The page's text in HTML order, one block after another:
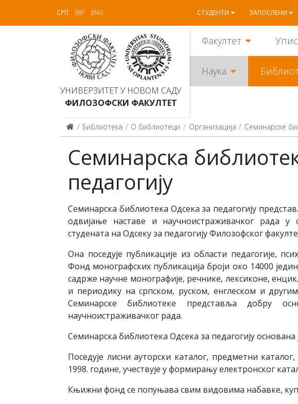
СРП SRP ENG СТУДЕНТИ ЗАПОСЛЕНИ
УНИВЕРЗИТЕТ У НОВОМ САДУ
ФИЛОЗОФСКИ ФАКУЛТЕТ
Факултет Упис
Наука
Библиотека О библиотеци Организација Семинарске
Семинарска
педагогију
Семинарска библиотека Одсека за педагогију
одвијање наставе и научноистраживачког рада
студената на Одсеку за педагогију Филозофског
Она поседује публикације из области педагогије,
Фонд монографских публикација броји око 14000
садрже научне монографије, речнике, лексиконе,
и периодику на српском, руском, енглеском и
Семинарске библиотеке представља добру
научноистраживачког рада.
Семинарска библиотека Одсека за педагогију основана
Поседује лисни ауторски каталог, предметни
1998. године, учествује у формирању електронског
Књижни фонд се попуњава свим видовима набавке,